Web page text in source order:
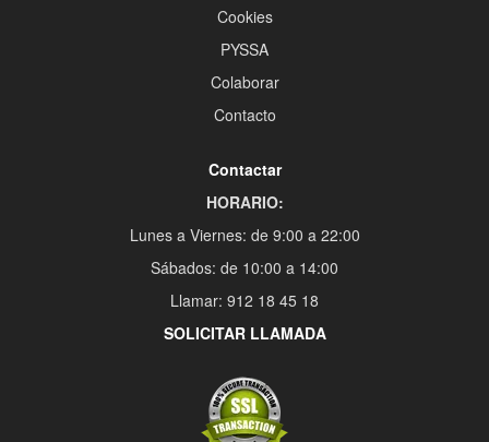
Cookies
PYSSA
Colaborar
Contacto
Contactar
HORARIO:
Lunes a Viernes: de 9:00 a 22:00
Sábados: de 10:00 a 14:00
Llamar: 912 18 45 18
SOLICITAR LLAMADA